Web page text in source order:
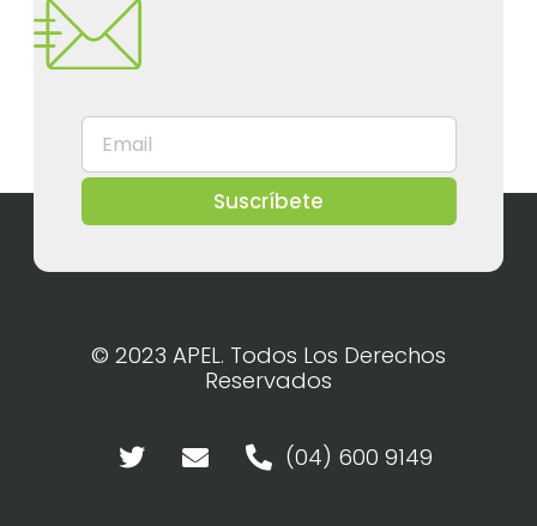
Suscríbete
© 2023 APEL. Todos Los Derechos
Reservados
(04) 600 9149